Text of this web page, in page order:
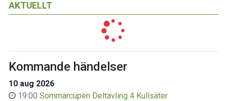
AKTUELLT
Kommande händelser
10 aug 2026
19:00 Sommarcupen Deltävling 4 Kullsäter